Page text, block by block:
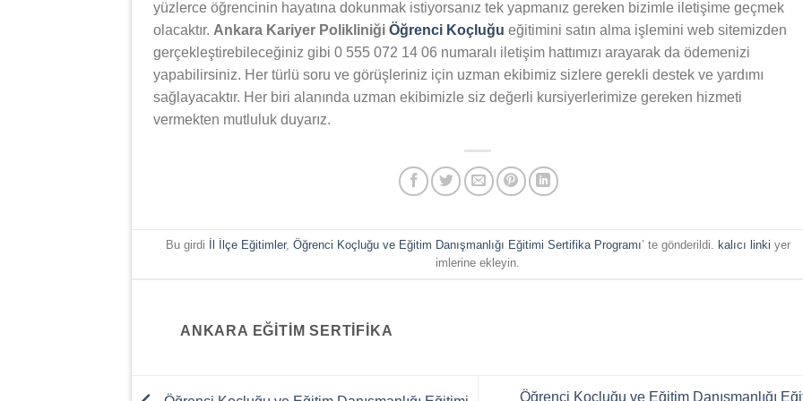
yüzlerce öğrencinin hayatına dokunmak istiyorsanız tek yapmanız gereken bizimle iletişime geçmek
olacaktır. Ankara Kariyer Polikliniği Öğrenci Koçluğu eğitimini satın alma işlemini web sitemizden
gerçekleştirebileceğiniz gibi 0 555 072 14 06 numaralı iletişim hattımızı arayarak da ödemenizi
yapabilirsiniz. Her türlü soru ve görüşleriniz için uzman ekibimiz sizlere gerekli destek ve yardımı
sağlayacaktır. Her biri alanında uzman ekibimizle siz değerli kursiyerlerimize gereken hizmeti
vermekten mutluluk duyarız.
Bu girdi İl İlçe Eğitimler, Öğrenci Koçluğu ve Eğitim Danışmanlığı Eğitimi Sertifika Programı’ te gönderildi. kalıcı linki yer
imlerine ekleyin.
ANKARA EĞITIM SERTIFIKA
Öğrenci Koçluğu ve Eğitim Danışmanlığı